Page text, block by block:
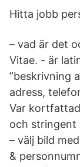
Hitta jobb
– vad är det
Vitae. - är
”beskrivning
adress,
Var
och stringent
– välj bild
&